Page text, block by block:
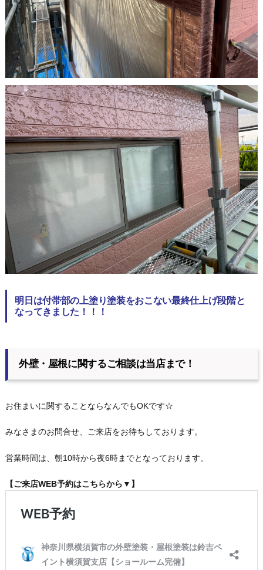
明日は付帯部の上塗り塗装をおこない最終仕上げ段階と
なってきました！！！
外壁・屋根に関するご相談は当店まで！
お住まいに関することならなんでもOKです☆
みなさまのお問合せ、ご来店をお待ちしております。
営業時間は、朝10時から夜6時までとなっております。
【ご来店WEB予約はこちらから▼】